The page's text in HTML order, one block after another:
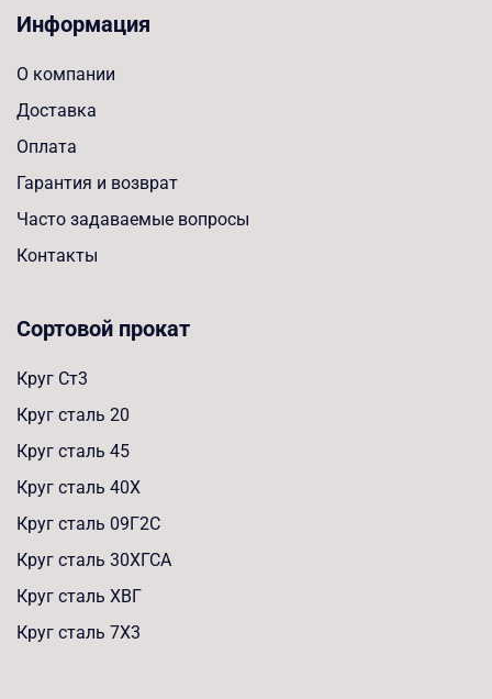
Информация
О компании
Доставка
Оплата
Гарантия и возврат
Часто задаваемые вопросы
Контакты
Сортовой прокат
Круг Ст3
Круг сталь 20
Круг сталь 45
Круг сталь 40Х
Круг сталь 09Г2С
Круг сталь 30ХГСА
Круг сталь ХВГ
Круг сталь 7Х3